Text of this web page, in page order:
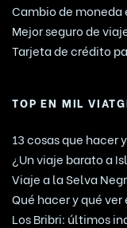
Cambio de moneda
Mejor seguro de
Tarjeta de crédito
TOP EN MIL
13 cosas que hacer
¿Un viaje barato a
Viaje a la Selva
Qué hacer y qué ver
Los Bribri: últimos